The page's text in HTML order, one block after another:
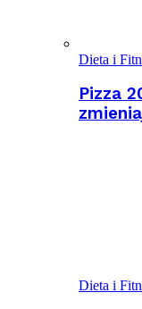
Dieta i
Pizza
Dieta i